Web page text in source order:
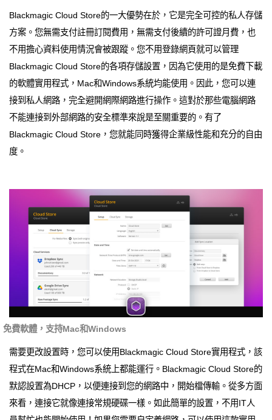
Blackmagic Cloud Store的一大優勢在於，它是完全可控的私人存儲
方案。您無需支付註冊訂閱費用，無需支付後續的許可證月費，也
不用擔心資料使用情況會被跟蹤。您不用登錄網頁就可以管理
Blackmagic Cloud Store的各項存儲設置，因為它使用的是免費下載
的軟體實用程式，Mac和Windows系統均能使用。因此，您可以連
接到私人網路，完全避開網際網路進行操作。這對於那些電腦網路
不能連接到外部網路的安全標準來說是至關重要的。有了
Blackmagic Cloud Store，您就能同時獲得企業級性能和充分的自由
度。
免費軟體，支持Mac和Windows
需要更改設置時，您可以使用Blackmagic Cloud Store實用程式，該
程式在Mac和Windows系統上都能運行。Blackmagic Cloud Store的
默認設置為DHCP，以便連接到您的網路中，開始檔傳輸。從多方面
來看，連接它就像連接常規硬碟一樣。如此簡單的設置，不用IT人